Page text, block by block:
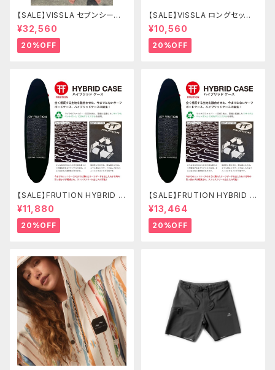
【SALE】VISSLA セブンシーズ
コンプ 3-2mm フルチェストジ
ップ SIZE L カラーBL2
¥32,560
20%OFF
【SALE】VISSLA ロングセッツ
21 サーフパンツ 水着 ヴィスラ
ボードショーツ
¥10,560
20%OFF
【SALE】FRUTION HYBRID C
ASE 7'6" FUN ハイブリッドケ
ース
¥11,880
20%OFF
【SALE】FRUTION HYBRID C
ASE 9'6" LONG ハイブリッド
ケース
¥13,464
20%OFF